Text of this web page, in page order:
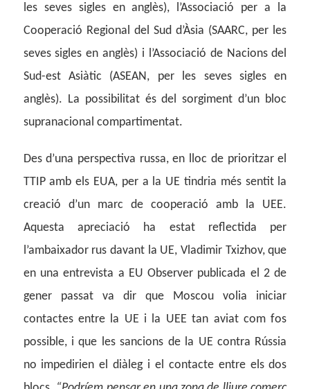
les seves sigles en anglès), l’Associació per a la
Cooperació Regional del Sud d’Àsia (SAARC, per les
seves sigles en anglès) i l’Associació de Nacions del
Sud-est Asiàtic (ASEAN, per les seves sigles en
anglès). La possibilitat és del sorgiment d’un bloc
supranacional compartimentat.
Des d’una perspectiva russa, en lloc de prioritzar el
TTIP amb els EUA, per a la UE tindria més sentit la
creació d’un marc de cooperació amb la UEE.
Aquesta apreciació ha estat reflectida per
l’ambaixador rus davant la UE, Vladimir Txizhov, que
en una entrevista a EU Observer publicada el 2 de
gener passat va dir que Moscou volia iniciar
contactes entre la UE i la UEE tan aviat com fos
possible, i que les sancions de la UE contra Rússia
no impedirien el diàleg i el contacte entre els dos